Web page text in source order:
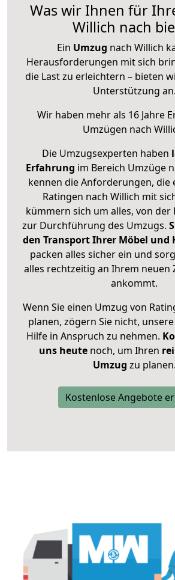
Was wir Ihnen für
Willich nach
Ein Umzug nach Willich
Herausforderungen mit sich
die Last zu erleichtern – bieten
Unterstützung an.
Wir haben mehr als 16 Jahre
Umzügen nach
Die Umzugsexperten haben
Erfahrung im Bereich Umzüge
kennen die Anforderungen, die
Ratingen nach Willich mit
kümmern sich um alles, von der
zur Durchführung des Umzugs.
den Transport Ihrer Möbel und
packen alles sicher ein und
alles rechtzeitig an Ihrem neuen
ankommt.
Wenn Sie einen Umzug von
planen, zögern Sie nicht,
Hilfe in Anspruch zu nehmen.
uns heutenoch, um Ihren
Umzug zu planen.
Kostenlose Angebote